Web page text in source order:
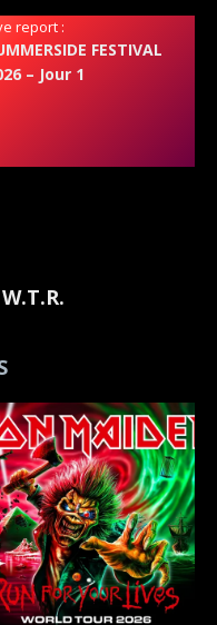
report :
FESTIVAL
– Jour 1